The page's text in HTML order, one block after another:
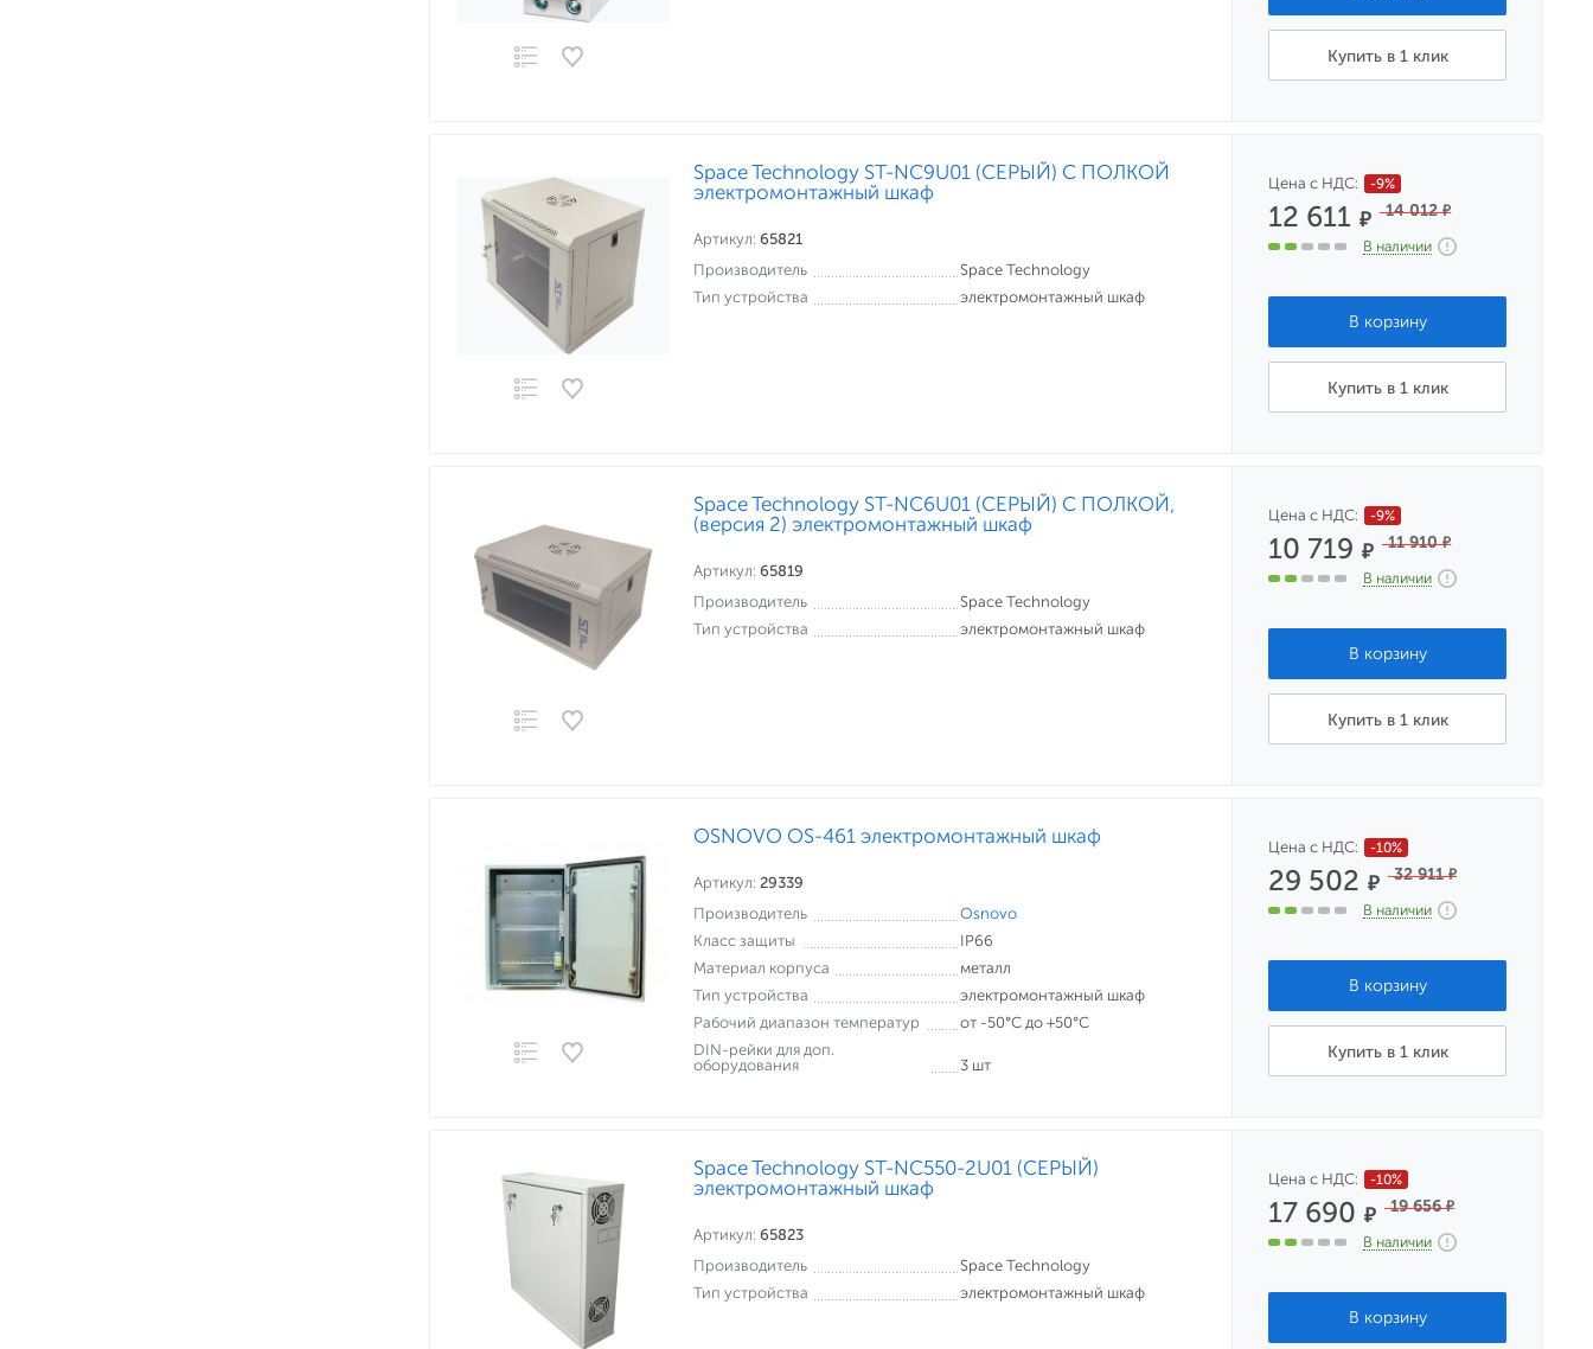
Купить в 1 клик
Space Technology ST-NC9U01 (СЕРЫЙ) С ПОЛКОЙ
электромонтажный шкаф
Артикул: 65821
Производитель
Space Technology
Тип устройства
электромонтажный шкаф
Цена с НДС: -9%
12 611₽ 14 012₽
В наличии
Купить в 1 клик
Space Technology ST-NC6U01 (СЕРЫЙ) С ПОЛКОЙ,
(версия 2) электромонтажный шкаф
Артикул: 65819
Производитель
Space Technology
Тип устройства
электромонтажный шкаф
Цена с НДС: -9%
10 719₽ 11 910₽
В наличии
Купить в 1 клик
OSNOVO OS-461 электромонтажный шкаф
Артикул: 29339
Производитель
Osnovo
Класс защиты
IP66
Материал корпуса
металл
Тип устройства
электромонтажный шкаф
Рабочий диапазон температур
от -50°С до +50°С
DIN-рейки для доп.
оборудования
3 шт
Цена с НДС: -10%
29 502₽ 32 911₽
В наличии
Купить в 1 клик
Space Technology ST-NC550-2U01 (СЕРЫЙ)
электромонтажный шкаф
Артикул: 65823
Производитель
Space Technology
Тип устройства
электромонтажный шкаф
Цена с НДС: -10%
17 690₽ 19 656₽
В наличии